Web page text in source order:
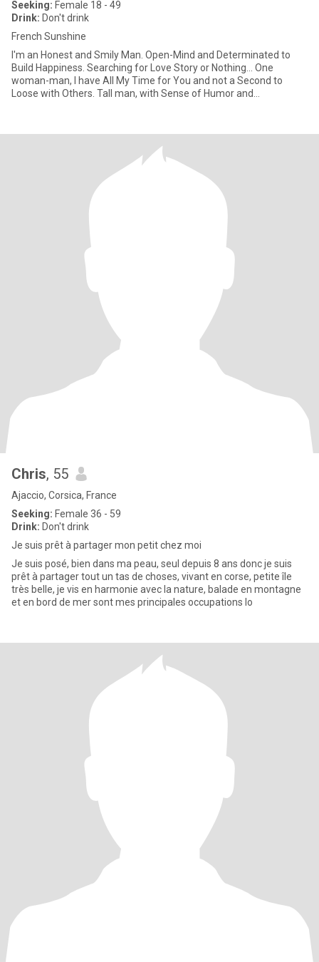
Seeking: Female 18 - 49
Drink: Don't drink
French Sunshine
I'm an Honest and Smily Man. Open-Mind and Determinated to
Build Happiness. Searching for Love Story or Nothing... One
woman-man, I have All My Time for You and not a Second to
Loose with Others. Tall man, with Sense of Humor and
Chris, 55
Ajaccio, Corsica, France
Seeking: Female 36 - 59
Drink: Don't drink
Je suis prêt à partager mon petit chez moi
Je suis posé, bien dans ma peau, seul depuis 8 ans donc je suis
prêt à partager tout un tas de choses, vivant en corse, petite île
très belle, je vis en harmonie avec la nature, balade en montagne
et en bord de mer sont mes principales occupations lo